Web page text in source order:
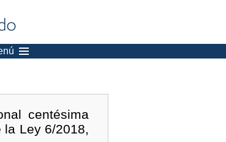
centésima
Ley 6/2018,